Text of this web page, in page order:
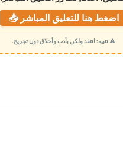
اضغط هنا للتعليق المباشر 📥
⚠️ تنبيه: انتقد ولكن بأدب وأخلاق دون تجريح.